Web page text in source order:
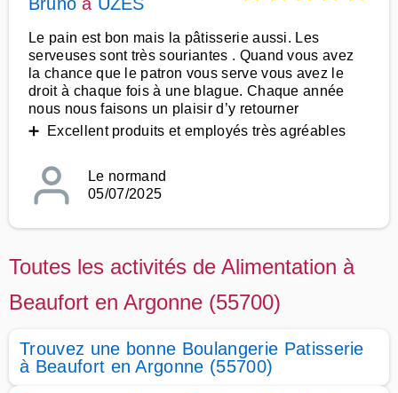
Le pain est bon mais la pâtisserie aussi. Les
serveuses sont très souriantes . Quand vous avez
la chance que le patron vous serve vous avez le
droit à chaque fois à une blague. Chaque année
nous nous faisons un plaisir d’y retourner
➕ Excellent produits et employés très agréables
Le normand
05/07/2025
Toutes les activités de Alimentation à
Beaufort en Argonne (55700)
Trouvez une bonne Boulangerie Patisserie
à Beaufort en Argonne (55700)